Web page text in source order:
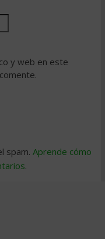
y web en este
spam. Aprende cómo
.